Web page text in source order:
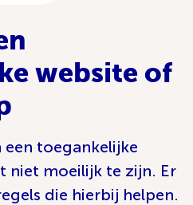
website of
toegankelijke
niet moeilijk te zijn. Er
die hierbij helpen.